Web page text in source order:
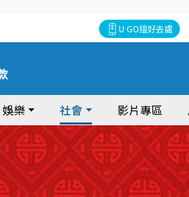
U GO搵好去處
娛樂 社會 影片專區